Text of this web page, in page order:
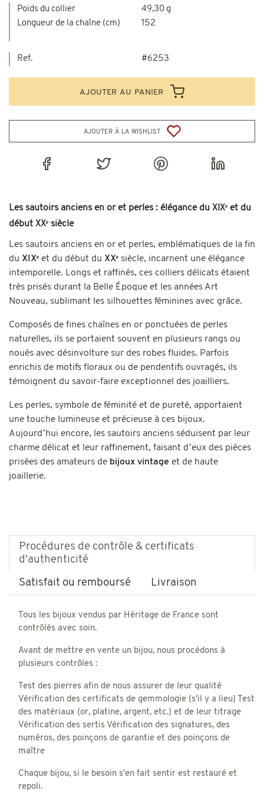
Poids du collier
49,30 g
Longueur de la chaîne (cm)
152
Ref. #6253
ajouter au panier
ajouter à la wishlist
Les sautoirs anciens en or et perles : élégance du XIXᵉ et du
début XXᵉ siècle
Les sautoirs anciens en or et perles, emblématiques de la fin
du XIXᵉ et du début du XXᵉ siècle, incarnent une élégance
intemporelle. Longs et raffinés, ces colliers délicats étaient
très prisés durant la Belle Époque et les années Art
Nouveau, sublimant les silhouettes féminines avec grâce.
Composés de fines chaînes en or ponctuées de perles
naturelles, ils se portaient souvent en plusieurs rangs ou
noués avec désinvolture sur des robes fluides. Parfois
enrichis de motifs floraux ou de pendentifs ouvragés, ils
témoignent du savoir-faire exceptionnel des joailliers.
Les perles, symbole de féminité et de pureté, apportaient
une touche lumineuse et précieuse à ces bijoux.
Aujourd’hui encore, les sautoirs anciens séduisent par leur
charme délicat et leur raffinement, faisant d’eux des pièces
prisées des amateurs de bijoux vintage et de haute
joaillerie.
Procédures de contrôle & certificats
d'authenticité
Satisfait ou remboursé Livraison
Tous les bijoux vendus par Héritage de France sont
contrôlés avec soin.
Avant de mettre en vente un bijou, nous procédons à
plusieurs contrôles :
Test des pierres afin de nous assurer de leur qualité
Vérification des certificats de gemmologie (s'il y a lieu) Test
des matériaux (or, platine, argent, etc.) et de leur titrage
Vérification des sertis Vérification des signatures, des
numéros, des poinçons de garantie et des poinçons de
maître
Chaque bijou, si le besoin s'en fait sentir est restauré et
repoli.